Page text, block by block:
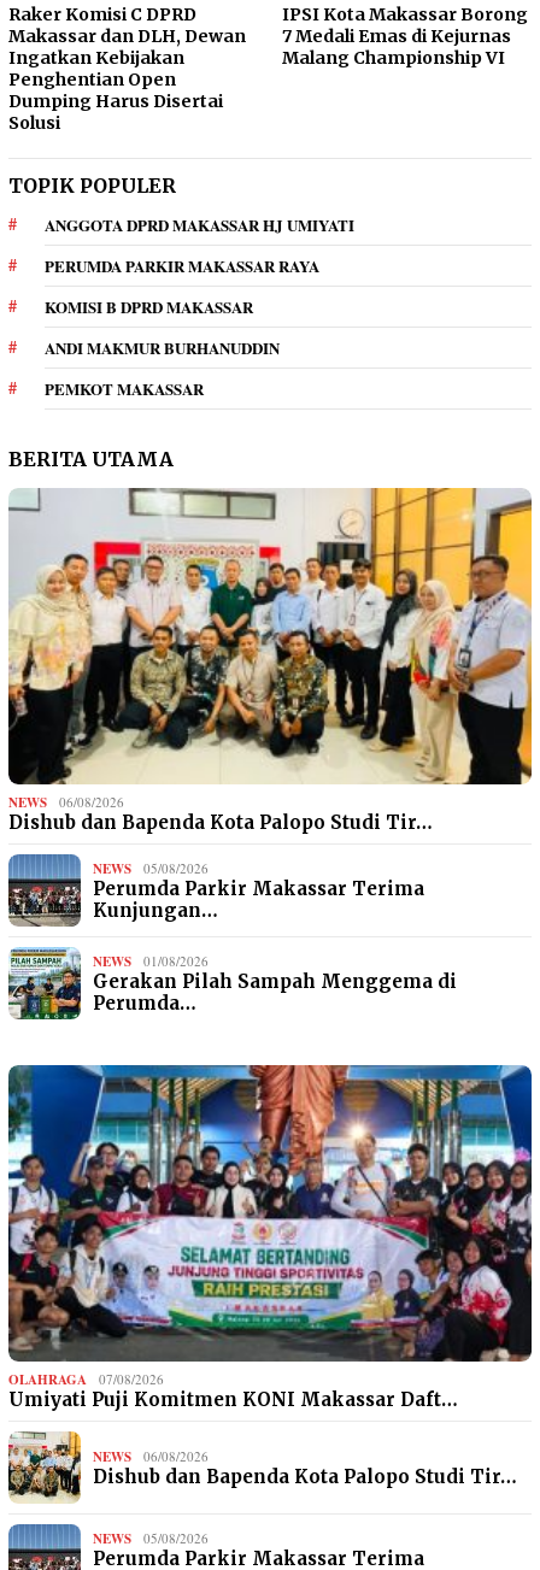
Raker Komisi C DPRD
Makassar dan DLH, Dewan
Ingatkan Kebijakan
Penghentian Open
Dumping Harus Disertai
Solusi
IPSI Kota Makassar Borong
7 Medali Emas di Kejurnas
Malang Championship VI
TOPIK POPULER
ANGGOTA DPRD MAKASSAR HJ UMIYATI
PERUMDA PARKIR MAKASSAR RAYA
KOMISI B DPRD MAKASSAR
ANDI MAKMUR BURHANUDDIN
PEMKOT MAKASSAR
BERITA UTAMA
NEWS 06/08/2026
Dishub dan Bapenda Kota Palopo Studi Tir…
NEWS 05/08/2026
Perumda Parkir Makassar Terima
Kunjungan…
NEWS 01/08/2026
Gerakan Pilah Sampah Menggema di
Perumda…
OLAHRAGA 07/08/2026
Umiyati Puji Komitmen KONI Makassar Daft…
NEWS 06/08/2026
Dishub dan Bapenda Kota Palopo Studi Tir…
NEWS 05/08/2026
Perumda Parkir Makassar Terima